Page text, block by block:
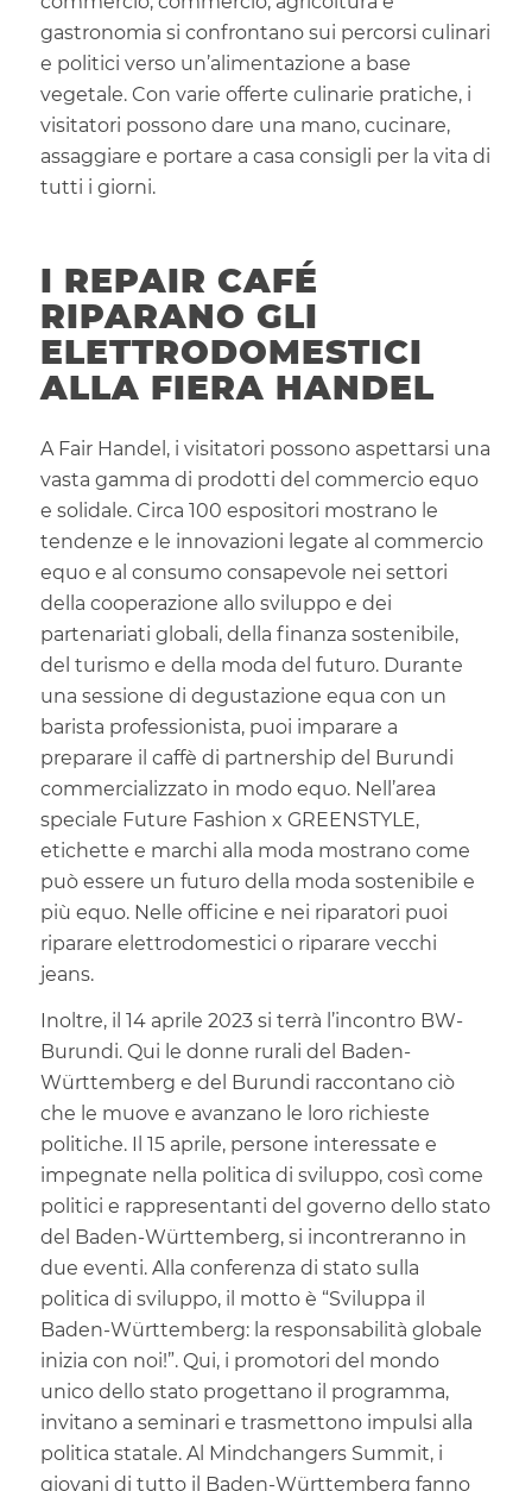
gastronomia si confrontano sui percorsi culinari
e politici verso un’alimentazione a base
vegetale. Con varie offerte culinarie pratiche, i
visitatori possono dare una mano, cucinare,
assaggiare e portare a casa consigli per la vita di
tutti i giorni.
I REPAIR CAFÉ
RIPARANO GLI
ELETTRODOMESTICI
ALLA FIERA HANDEL
A Fair Handel, i visitatori possono aspettarsi una
vasta gamma di prodotti del commercio equo
e solidale. Circa 100 espositori mostrano le
tendenze e le innovazioni legate al commercio
equo e al consumo consapevole nei settori
della cooperazione allo sviluppo e dei
partenariati globali, della finanza sostenibile,
del turismo e della moda del futuro. Durante
una sessione di degustazione equa con un
barista professionista, puoi imparare a
preparare il caffè di partnership del Burundi
commercializzato in modo equo. Nell’area
speciale Future Fashion x GREENSTYLE,
etichette e marchi alla moda mostrano come
può essere un futuro della moda sostenibile e
più equo. Nelle officine e nei riparatori puoi
riparare elettrodomestici o riparare vecchi
jeans.
Inoltre, il 14 aprile 2023 si terrà l’incontro BW-
Burundi. Qui le donne rurali del Baden-
Württemberg e del Burundi raccontano ciò
che le muove e avanzano le loro richieste
politiche. Il 15 aprile, persone interessate e
impegnate nella politica di sviluppo, così come
politici e rappresentanti del governo dello stato
del Baden-Württemberg, si incontreranno in
due eventi. Alla conferenza di stato sulla
politica di sviluppo, il motto è “Sviluppa il
Baden-Württemberg: la responsabilità globale
inizia con noi!”. Qui, i promotori del mondo
unico dello stato progettano il programma,
invitano a seminari e trasmettono impulsi alla
politica statale. Al Mindchangers Summit, i
giovani di tutto il Baden-Württemberg fanno